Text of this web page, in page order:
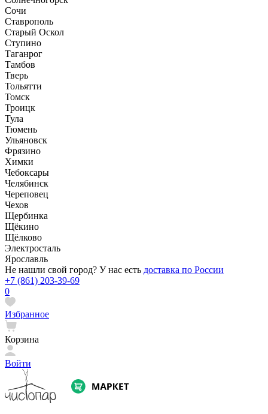
Сочи
Ставрополь
Старый Оскол
Ступино
Таганрог
Тамбов
Тверь
Тольятти
Томск
Троицк
Тула
Тюмень
Ульяновск
Фрязино
Химки
Чебоксары
Челябинск
Череповец
Чехов
Щербинка
Щёкино
Щёлково
Электросталь
Ярославль
Не нашли свой город? У нас есть доставка по России
+7 (861) 203-39-69
0
Избранное
Корзина
Войти